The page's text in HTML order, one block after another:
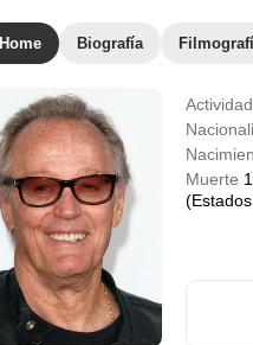
Home Biografía
Muerte